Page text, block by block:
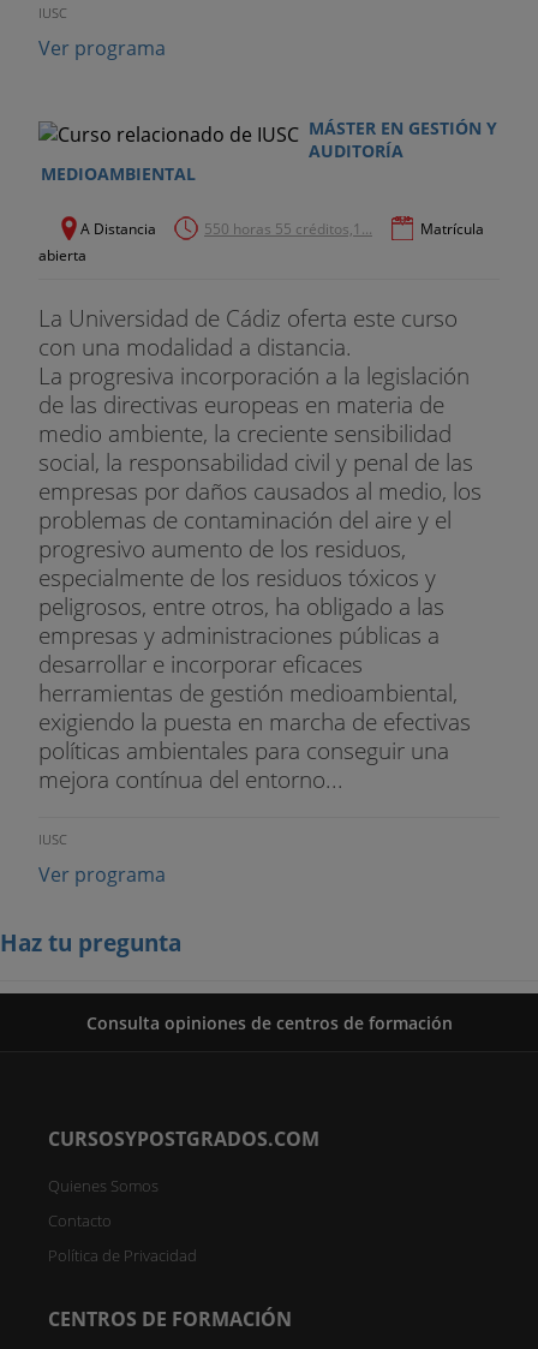
IUSC
Ver programa
MÁSTER EN GESTIÓN Y
AUDITORÍA
MEDIOAMBIENTAL
A Distancia 550 horas 55 créditos,1...
Matrícula
abierta
La Universidad de Cádiz oferta este curso
con una modalidad a distancia.
La progresiva incorporación a la legislación
de las directivas europeas en materia de
medio ambiente, la creciente sensibilidad
social, la responsabilidad civil y penal de las
empresas por daños causados al medio, los
problemas de contaminación del aire y el
progresivo aumento de los residuos,
especialmente de los residuos tóxicos y
peligrosos, entre otros, ha obligado a las
empresas y administraciones públicas a
desarrollar e incorporar eficaces
herramientas de gestión medioambiental,
exigiendo la puesta en marcha de efectivas
políticas ambientales para conseguir una
mejora contínua del entorno...
IUSC
Ver programa
Haz tu pregunta
Consulta opiniones de centros de formación
CURSOSYPOSTGRADOS.COM
Quienes Somos
Contacto
Política de Privacidad
CENTROS DE FORMACIÓN